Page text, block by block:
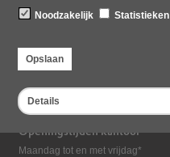
Noodzakelijk
Statistieken
Opslaan
Details
Bezoekadres
Dampten 2, 1624 NR Hoorn
Postadres
Postbus 2095, 1620 EB Hoorn
Openingstijden kantoor
Maandag tot en met vrijdag*